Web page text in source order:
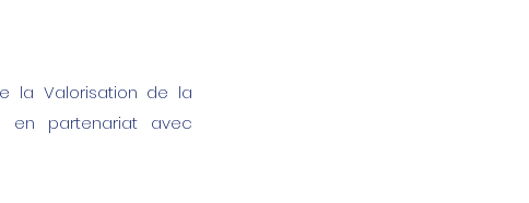
la Valorisation de la
en partenariat avec